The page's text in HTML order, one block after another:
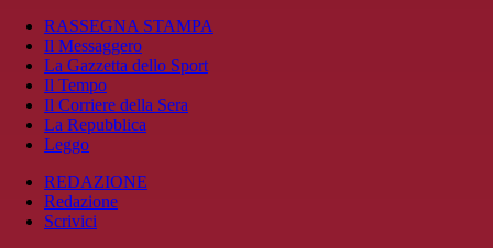
RASSEGNA STAMPA
Il Messaggero
La Gazzetta dello Sport
Il Tempo
Il Corriere della Sera
La Repubblica
Leggo
REDAZIONE
Redazione
Scrivici